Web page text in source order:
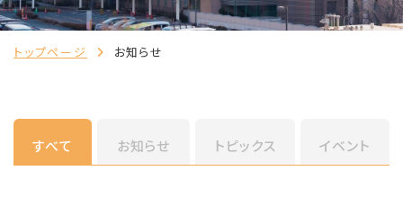
トップページ お知らせ
すべて お知らせ トピックス イベント